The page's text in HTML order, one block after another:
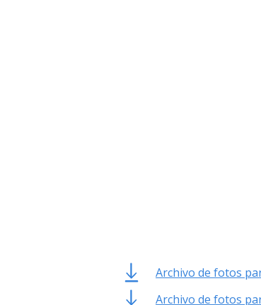
Archivo de fotos
Archivo de fotos